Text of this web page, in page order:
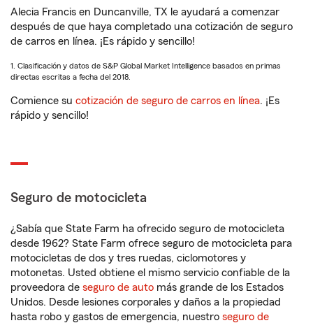
Alecia Francis en Duncanville, TX le ayudará a comenzar
después de que haya completado una cotización de seguro
de carros en línea. ¡Es rápido y sencillo!
1. Clasificación y datos de S&P Global Market Intelligence basados en primas
directas escritas a fecha del 2018.
Comience su cotización de seguro de carros en línea. ¡Es
rápido y sencillo!
Seguro de motocicleta
¿Sabía que State Farm ha ofrecido seguro de motocicleta
desde 1962? State Farm ofrece seguro de motocicleta para
motocicletas de dos y tres ruedas, ciclomotores y
motonetas. Usted obtiene el mismo servicio confiable de la
proveedora de seguro de auto más grande de los Estados
Unidos. Desde lesiones corporales y daños a la propiedad
hasta robo y gastos de emergencia, nuestro seguro de